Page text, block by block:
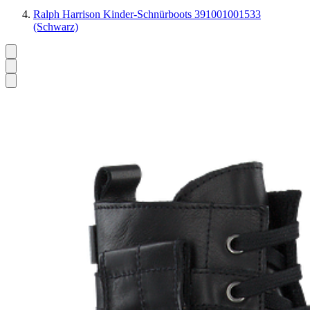
Ralph Harrison Kinder-Schnürboots 391001001533
(Schwarz)